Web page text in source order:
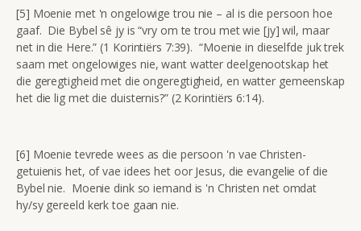
[5] Moenie met 'n ongelowige trou nie – al is die persoon hoe
gaaf. Die Bybel sê jy is “vry om te trou met wie [jy] wil, maar
net in die Here.” (1 Korintiërs 7:39). “Moenie in dieselfde juk trek
saam met ongelowiges nie, want watter deelgenootskap het
die geregtigheid met die ongeregtigheid, en watter gemeenskap
het die lig met die duisternis?” (2 Korintiërs 6:14).
[6] Moenie tevrede wees as die persoon 'n vae Christen-
getuienis het, of vae idees het oor Jesus, die evangelie of die
Bybel nie. Moenie dink so iemand is 'n Christen net omdat
hy/sy gereeld kerk toe gaan nie.